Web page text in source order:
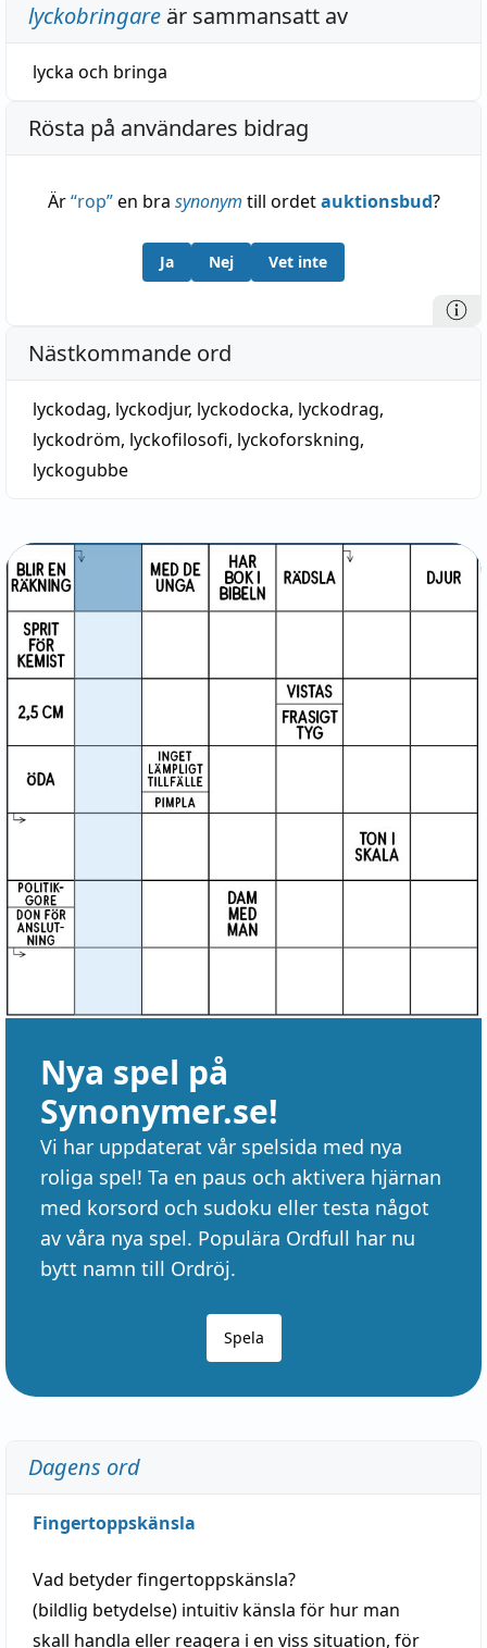
lyckobringare är sammansatt av
lycka och bringa
Rösta på användares bidrag
Är“rop”en bra synonym till ordetauktionsbud?
Ja Nej Vet inte
Nästkommande ord
lyckodag, lyckodjur, lyckodocka, lyckodrag,
lyckodröm, lyckofilosofi, lyckoforskning,
lyckogubbe
Nya spel på
Synonymer.se!
Vi har uppdaterat vår spelsida med nya
roliga spel! Ta en paus och aktivera hjärnan
med korsord och sudoku eller testa något
av våra nya spel. Populära Ordfull har nu
bytt namn till Ordröj.
Spela
Dagens ord
Fingertoppskänsla
Vad betyderfingertoppskänsla?
(bildlig betydelse) intuitiv känsla för hur man
skall handla eller reagera i en viss situation, för